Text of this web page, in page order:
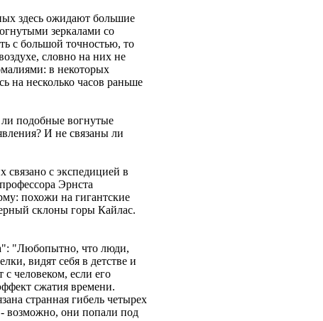
здесь ожидают большие
зеркалами со
с большой точностью, то
словно на них не
в некоторых
на несколько часов раньше
подобные вогнутые
И не связаны ли
с экспедицией в
Эрнста
похожи на гигантские
склоны горы Кайлас.
"Любопытно, что люди,
видят себя в детстве и
с человеком, если его
сжатия времени.
странная гибель четырех
- возможно, они попали под